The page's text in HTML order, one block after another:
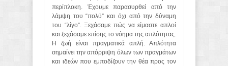
περίπλοκη. Έχουμε παρασυρθεί από την
λάμψη του “πολύ” και όχι από την δύναμη
του “λίγο”. Ξεχάσαμε πώς να είμαστε απλοί
και ξεχάσαμε επίσης το νόημα της απλότητας.
Η ζωή είναι πραγματικά απλή. Απλότητα
σημαίνει την απόρριψη όλων των πραγμάτων
και ιδεών που εμποδίζουν την θέα προς τον